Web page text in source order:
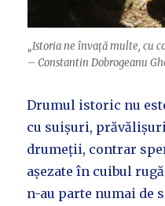
„Istoria ne învață multe, cu
– Constantin Dobrogeanu
Drumul istoric nu
cu suișuri,
drumeții, contrar
așezate în cuibul
n-au parte numai de